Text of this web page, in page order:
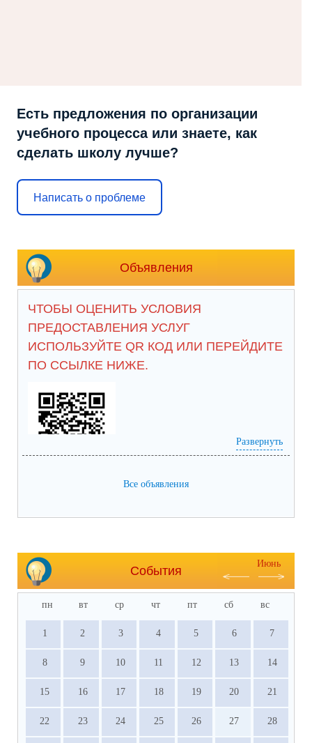
Есть предложения по организации
учебного процесса или знаете, как
сделать школу лучше?
Написать о проблеме
Объявления
ЧТОБЫ ОЦЕНИТЬ УСЛОВИЯ
ПРЕДОСТАВЛЕНИЯ УСЛУГ
ИСПОЛЬЗУЙТЕ QR КОД ИЛИ ПЕРЕЙДИТЕ
ПО ССЫЛКЕ НИЖЕ.
анкета доступна по QR-коду, а так
Развернуть
Все объявления
События
Июнь
пн вт ср чт пт сб вс
1 2 3 4 5 6 7
8 9 10 11 12 13 14
15 16 17 18 19 20 21
22 23 24 25 26 27 28